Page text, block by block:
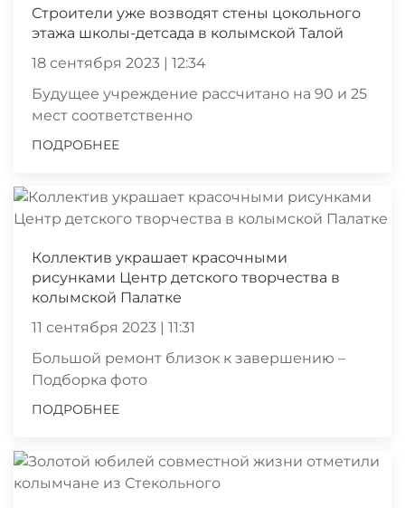
Строители уже возводят стены цокольного
этажа школы-детсада в колымской Талой
18 сентября 2023 | 12:34
Будущее учреждение рассчитано на 90 и 25
мест соответственно
ПОДРОБНЕЕ
Коллектив украшает красочными
рисунками Центр детского творчества в
колымской Палатке
11 сентября 2023 | 11:31
Большой ремонт близок к завершению –
Подборка фото
ПОДРОБНЕЕ